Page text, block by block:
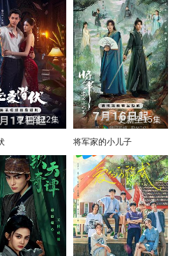
更新至12集 更新至15集
将军家的小儿子